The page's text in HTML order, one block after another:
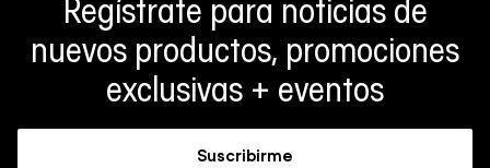
Regístrate para noticias de
nuevos productos, promociones
exclusivas + eventos
Suscribirme